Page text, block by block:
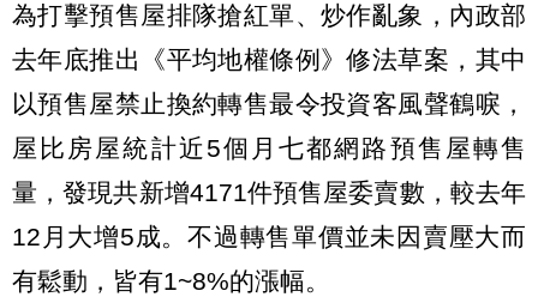
為打擊預售屋排隊搶紅單、炒作亂象，內政部
去年底推出《平均地權條例》修法草案，其中
以預售屋禁止換約轉售最令投資客風聲鶴唳，
屋比房屋統計近5個月七都網路預售屋轉售
量，發現共新增4171件預售屋委賣數，較去年
12月大增5成。不過轉售單價並未因賣壓大而
有鬆動，皆有1~8%的漲幅。